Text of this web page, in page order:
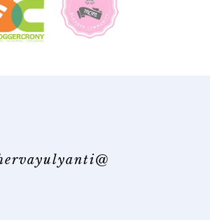
@hervayulyanti